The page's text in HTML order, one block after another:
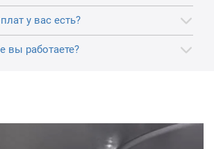
у вас есть?
вы работаете?